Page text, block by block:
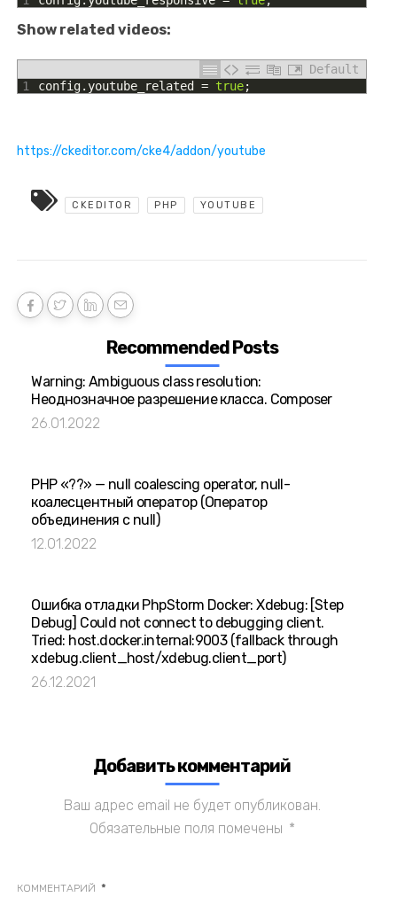
Show related videos:
Default
1
config. youtube_related = true;
https://ckeditor.com/cke4/addon/youtube
CKEDITOR PHP YOUTUBE
Recommended Posts
Warning: Ambiguous class resolution:
Неоднозначное разрешение класса. Composer
26.01.2022
PHP «??» — null coalescing operator, null-
коалесцентный оператор (Оператор
объединения с null)
12.01.2022
Ошибка отладки PhpStorm Docker: Xdebug: [Step
Debug] Could not connect to debugging client.
Tried: host.docker.internal:9003 (fallback through
xdebug.client_host/xdebug.client_port)
26.12.2021
Добавить комментарий
Ваш адрес email не будет опубликован.
Обязательные поля помечены *
КОММЕНТАРИЙ *